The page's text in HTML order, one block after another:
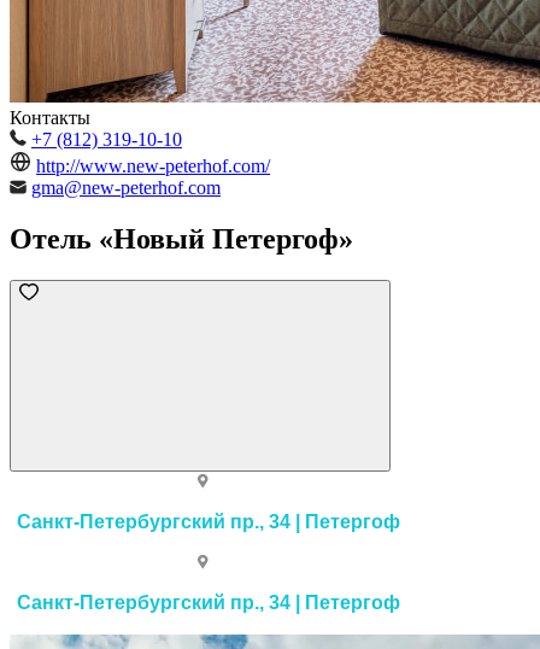
Контакты
+7 (812) 319-10-10
http://www.new-peterhof.com/
gma@new-peterhof.com
Отель «Новый Петергоф»
Санкт-Петербургский пр., 34 | Петергоф
Санкт-Петербургский пр., 34 | Петергоф